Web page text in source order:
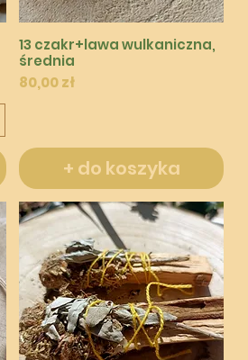
Podgląd
13 czakr+lawa wulkaniczna,
średnia
Cena
80,00 zł
+ do koszyka